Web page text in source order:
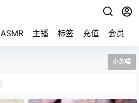
ASMR 主播 标签 充值 会员
小苏喵